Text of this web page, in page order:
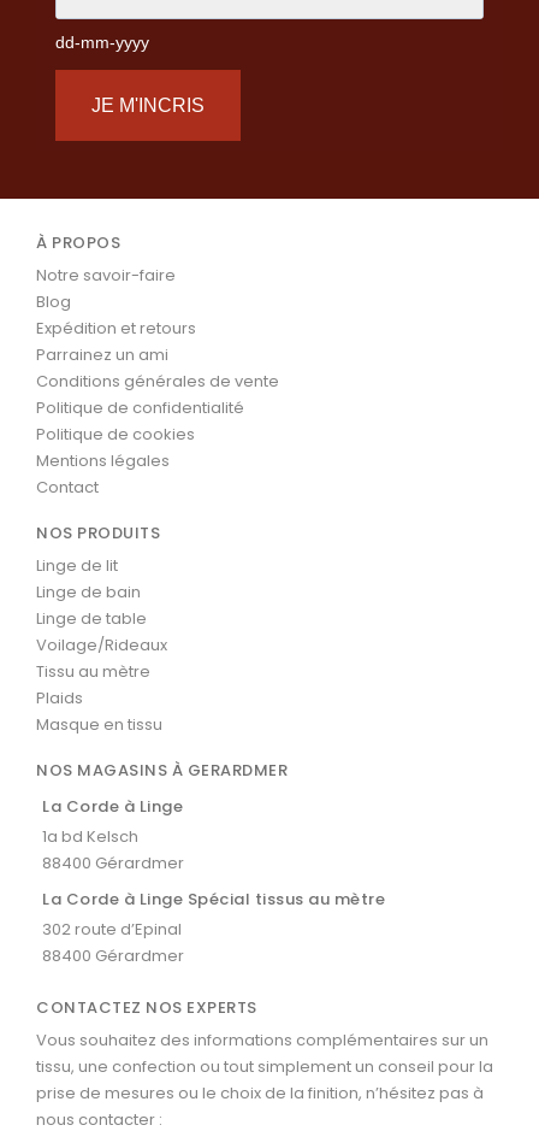
dd-mm-yyyy
JE M'INCRIS
À PROPOS
Notre savoir-faire
Blog
Expédition et retours
Parrainez un ami
Conditions générales de vente
Politique de confidentialité
Politique de cookies
Mentions légales
Contact
NOS PRODUITS
Linge de lit
Linge de bain
Linge de table
Voilage/Rideaux
Tissu au mètre
Plaids
Masque en tissu
NOS MAGASINS À GERARDMER
La Corde à Linge
1a bd Kelsch
88400 Gérardmer
La Corde à Linge Spécial tissus au mètre
302 route d’Epinal
88400 Gérardmer
CONTACTEZ NOS EXPERTS
Vous souhaitez des informations complémentaires sur un
tissu, une confection ou tout simplement un conseil pour la
prise de mesures ou le choix de la finition, n’hésitez pas à
nous contacter :